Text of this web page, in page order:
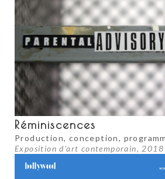
Réminiscences
Production, conception,
Exposition d'art contemporain, 2018